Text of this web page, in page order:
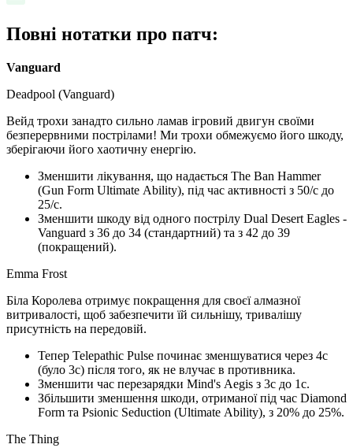
Повні нотатки про патч:
Vanguard
Deadpool (Vanguard)
Вейд трохи занадто сильно ламав ігровий двигун своїми
безперервними пострілами! Ми трохи обмежуємо його шкоду,
зберігаючи його хаотичну енергію.
Зменшити лікування, що надається The Ban Hammer
(Gun Form Ultimate Ability), під час активності з 50/с до
25/с.
Зменшити шкоду від одного пострілу Dual Desert Eagles -
Vanguard з 36 до 34 (стандартний) та з 42 до 39
(покращений).
Emma Frost
Біла Королева отримує покращення для своєї алмазної
витривалості, щоб забезпечити їй сильнішу, тривалішу
присутність на передовій.
Тепер Telepathic Pulse починає зменшуватися через 4с
(було 3с) після того, як не влучає в противника.
Зменшити час перезарядки Mind's Aegis з 3с до 1с.
Збільшити зменшення шкоди, отриманої під час Diamond
Form та Psionic Seduction (Ultimate Ability), з 20% до 25%.
The Thing